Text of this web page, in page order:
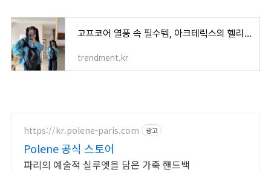
고프코어 열풍 속 필수템, 아크테릭스의 헬리아드 백팩!
trendment.kr
https://kr.polene-paris.com 광고
Polene 공식 스토어
파리의 예술적 실루엣을 담은 가죽 핸드백